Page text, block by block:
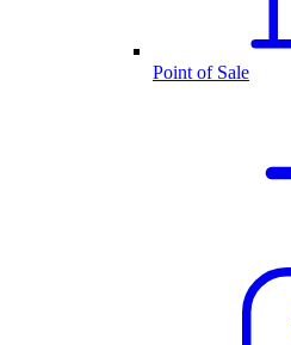
Point of Sale